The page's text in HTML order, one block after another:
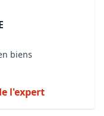
biens
l'expert